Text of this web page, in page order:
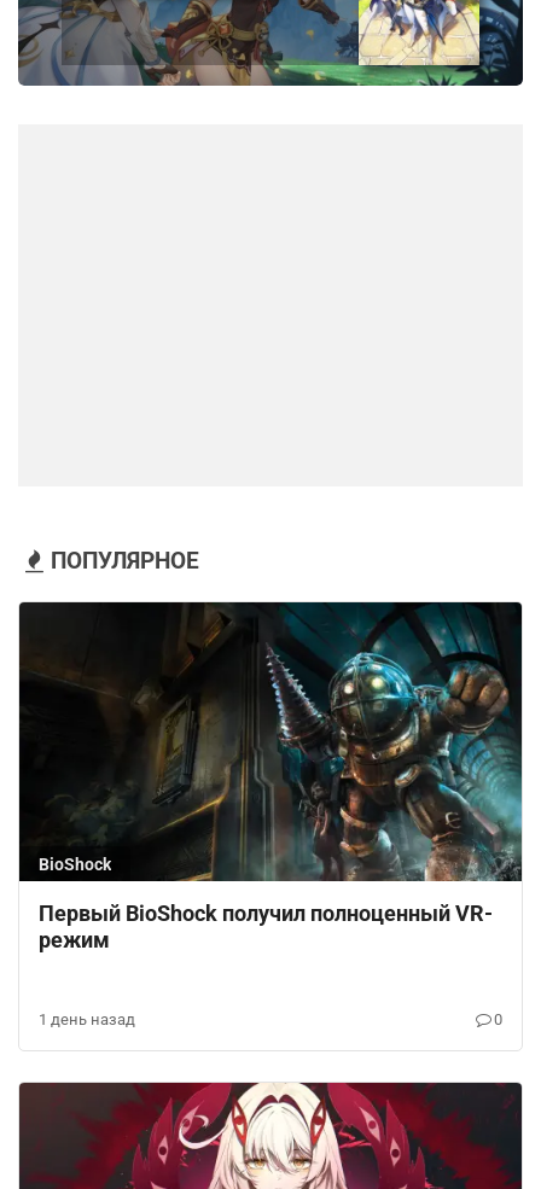
ПОПУЛЯРНОЕ
BioShock
Первый BioShock получил полноценный VR-
режим
1 день назад 0